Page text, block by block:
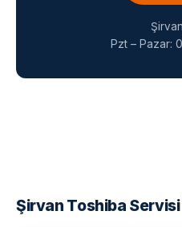
Pzt – Pazar:
Şirvan Toshiba